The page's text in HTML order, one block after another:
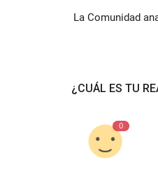
La Comunidad
¿CUÁL ES TU
0